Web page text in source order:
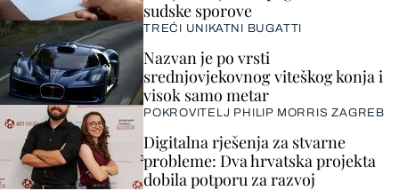
sudske sporove
TREĆI UNIKATNI BUGATTI
Nazvan je po vrsti
srednjovjekovnog viteškog konja i
visok samo metar
POKROVITELJ PHILIP MORRIS ZAGREB
Digitalna rješenja za stvarne
probleme: Dva hrvatska projekta
dobila potporu za razvoj